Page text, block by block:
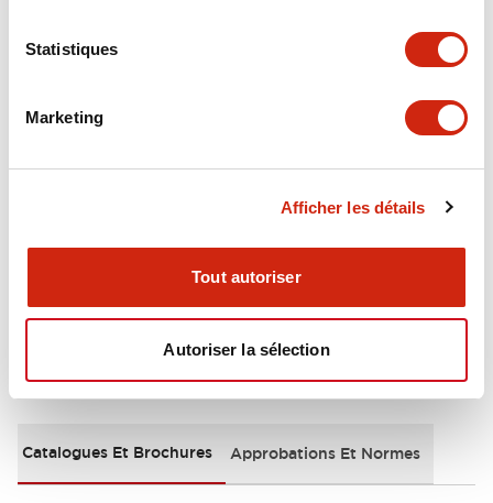
Statistiques
Marketing
Afficher les détails
Tout autoriser
Autoriser la sélection
Functional Specifications
Mounting and Installation Specifications
Documents et fichiers
Catalogues Et Brochures Approbations Et Normes